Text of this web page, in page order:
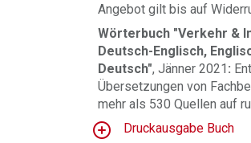
Angebot gilt bis auf
Wörterbuch "Verkehr &
Deutsch-Englisch,
Deutsch", Jänner 2021 :
Übersetzungen von
mehr als 530 Quellen auf
Druckausgabe Buch